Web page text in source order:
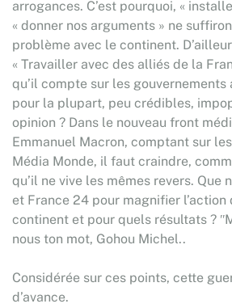
arrogances. C’est pourquoi, «
« donner nos arguments » ne
problème avec le continent.
« Travailler avec des alliés de la
qu’il compte sur les gouvernements
pour la plupart, peu crédibles,
opinion ? Dans le nouveau front
Emmanuel Macron, comptant sur
Média Monde, il faut craindre,
qu’il ne vive les mêmes revers. Que
et France 24 pour magnifier l’action
continent et pour quels résultats ?
nous ton mot, Gohou Michel..
Considérée sur ces points, cette
d’avance.